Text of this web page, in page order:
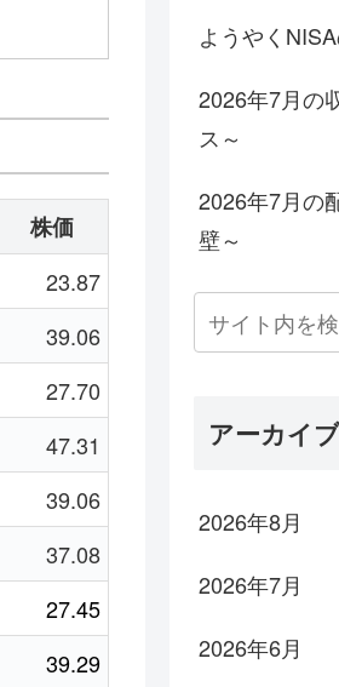
株価
23.87
39.06
27.70
47.31
39.06
37.08
27.45
39.29
ようやく
2026年7月の
ス～
2026年7月の
壁～
アーカイブ
2026年8月
2026年7月
2026年6月